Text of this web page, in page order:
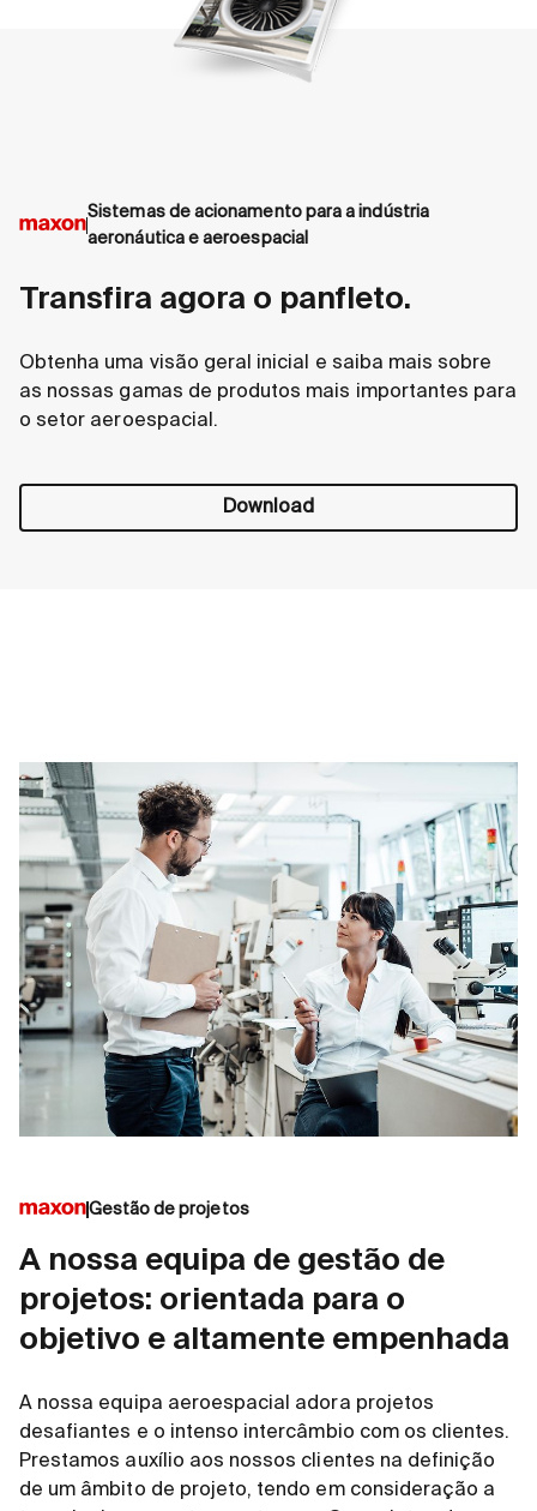
Sistemas de acionamento para a indústria
aeronáutica e aeroespacial
Transfira agora o panfleto.
Obtenha uma visão geral inicial e saiba mais sobre
as nossas gamas de produtos mais importantes para
o setor aeroespacial.
Download
Gestão de projetos
A nossa equipa de gestão de
projetos: orientada para o
objetivo e altamente empenhada
A nossa equipa aeroespacial adora projetos
desafiantes e o intenso intercâmbio com os clientes.
Prestamos auxílio aos nossos clientes na definição
de um âmbito de projeto, tendo em consideração a